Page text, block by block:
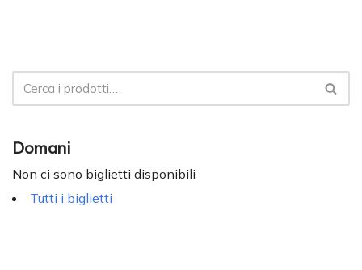
Domani
Non ci sono biglietti disponibili
Tutti i biglietti